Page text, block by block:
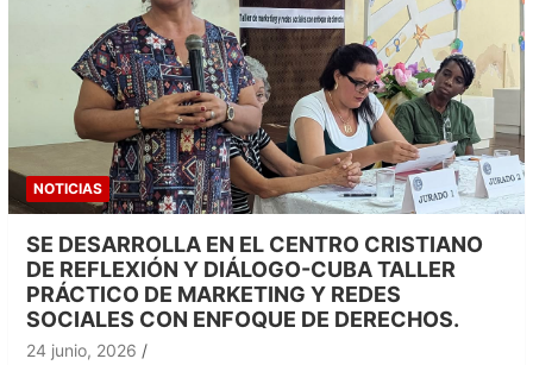
NOTICIAS
SE DESARROLLA EN EL CENTRO CRISTIANO
DE REFLEXIÓN Y DIÁLOGO-CUBA TALLER
PRÁCTICO DE MARKETING Y REDES
SOCIALES CON ENFOQUE DE DERECHOS.
24 junio, 2026